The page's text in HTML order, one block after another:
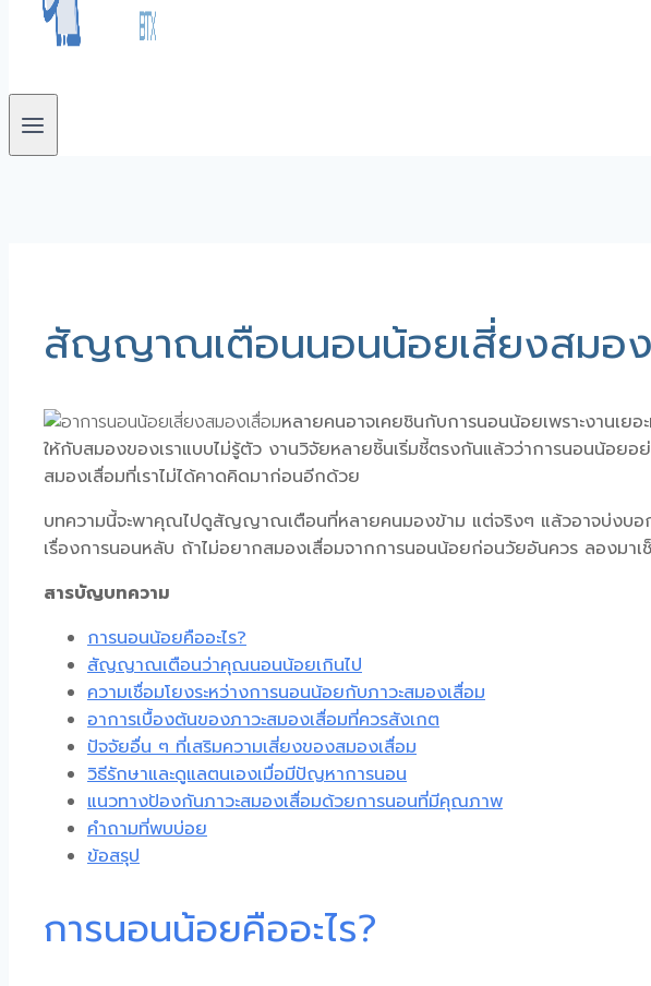
สัญญาณเตือนนอนน้อยเสี่ยงสมอง
หลายคนอาจเคยชินกับการนอนน้อยเพราะงานเย
ให้กับสมองของเราแบบไม่รู้ตัว งานวิจัยหลายชิ้นเริ่มชี้ตรงกันแล้วว่าการนอนน้อย
สมองเสื่อมที่เราไม่ได้คาดคิดมาก่อนอีกด้วย
บทความนี้จะพาคุณไปดูสัญญาณเตือนที่หลายคนมองข้าม แต่จริงๆ แล้วอาจบ่งบอ
เรื่องการนอนหลับ ถ้าไม่อยากสมองเสื่อมจากการนอนน้อยก่อนวัยอันควร ลองมาเ
สารบัญบทความ
การนอนน้อยคืออะไร?
สัญญาณเตือนว่าคุณนอนน้อยเกินไป
ความเชื่อมโยงระหว่างการนอนน้อยกับภาวะสมองเสื่อม
อาการเบื้องต้นของภาวะสมองเสื่อมที่ควรสังเกต
ปัจจัยอื่น ๆ ที่เสริมความเสี่ยงของสมองเสื่อม
วิธีรักษาและดูแลตนเองเมื่อมีปัญหาการนอน
แนวทางป้องกันภาวะสมองเสื่อมด้วยการนอนที่มีคุณภาพ
คำถามที่พบบ่อย
ข้อสรุป
การนอนน้อยคืออะไร?